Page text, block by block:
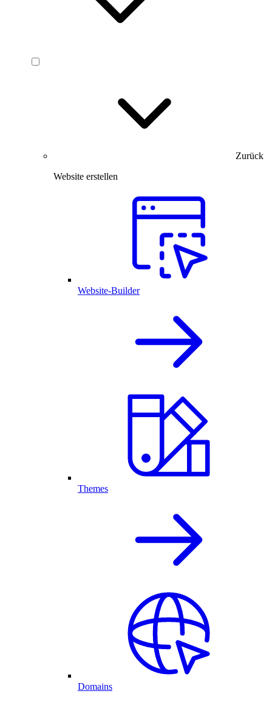
Zurück
Website erstellen
Website-Builder
Themes
Domains